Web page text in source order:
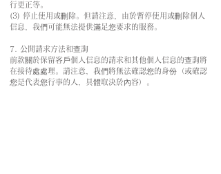
行更正等。
(3) 停止使用或刪除。但請注意，由於暫停使用或刪除個人
信息，我們可能無法提供滿足您要求的服務。
7. 公開請求方法和查詢
前款關於保留客戶個人信息的請求和其他個人信息的查詢將
在接待處處理。請注意，我們將無法確認您的身份（或確認
您是代表您行事的人，具體取決於內容）。